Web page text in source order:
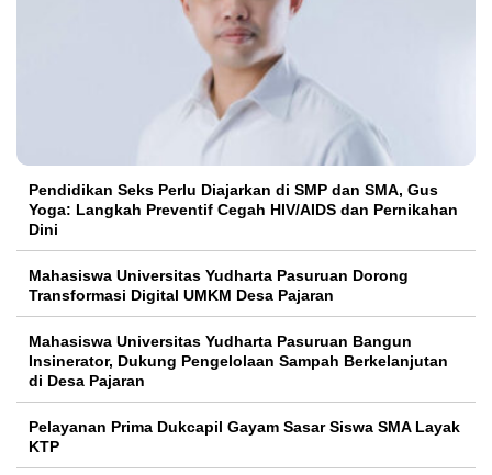
Pendidikan Seks Perlu Diajarkan di SMP dan SMA, Gus
Yoga: Langkah Preventif Cegah HIV/AIDS dan Pernikahan
Dini
Mahasiswa Universitas Yudharta Pasuruan Dorong
Transformasi Digital UMKM Desa Pajaran
Mahasiswa Universitas Yudharta Pasuruan Bangun
Insinerator, Dukung Pengelolaan Sampah Berkelanjutan
di Desa Pajaran
Pelayanan Prima Dukcapil Gayam Sasar Siswa SMA Layak
KTP